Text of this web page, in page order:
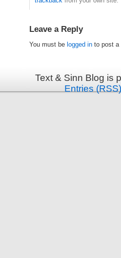
Leave a Reply
You must be logged in to post a
Text & Sinn Blog is
Entries (RSS)